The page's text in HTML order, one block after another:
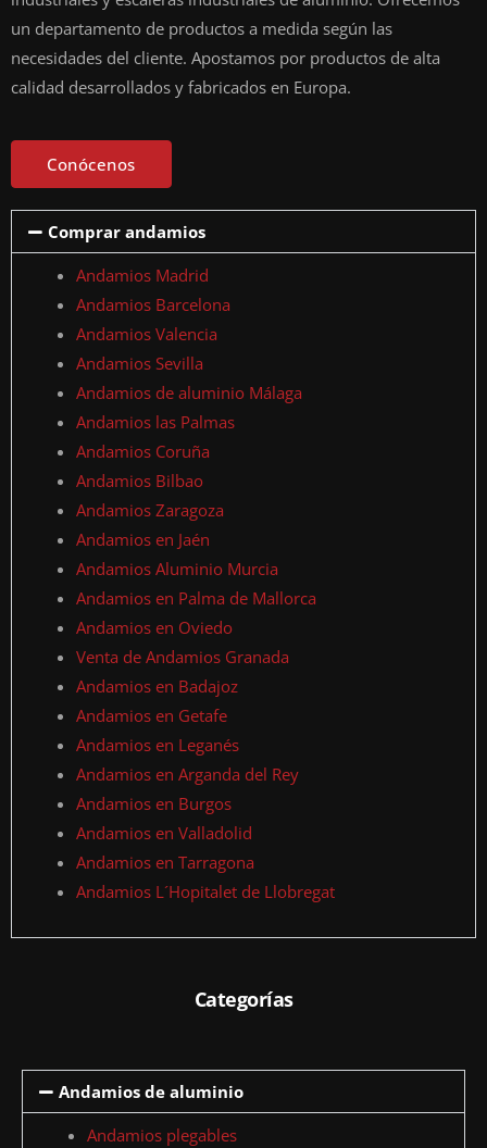
un departamento de productos a medida según las
necesidades del cliente. Apostamos por productos de alta
calidad desarrollados y fabricados en Europa.
Conócenos
Comprar andamios
Andamios Madrid
Andamios Barcelona
Andamios Valencia
Andamios Sevilla
Andamios de aluminio Málaga
Andamios las Palmas
Andamios Coruña
Andamios Bilbao
Andamios Zaragoza
Andamios en Jaén
Andamios Aluminio Murcia
Andamios en Palma de Mallorca
Andamios en Oviedo
Venta de Andamios Granada
Andamios en Badajoz
Andamios en Getafe
Andamios en Leganés
Andamios en Arganda del Rey
Andamios en Burgos
Andamios en Valladolid
Andamios en Tarragona
Andamios L´Hopitalet de Llobregat
Categorías
Andamios de aluminio
Andamios plegables